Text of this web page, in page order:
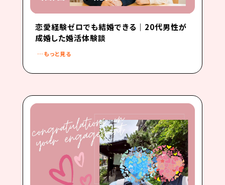
恋愛経験ゼロでも結婚できる｜20代男性が
成婚した婚活体験談
…もっと見る